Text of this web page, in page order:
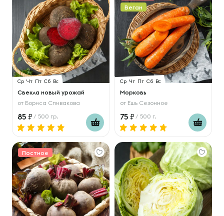
Ср Чт Пт Сб Вс
Свекла новый урожай
от Бориса Спивакова
85 / 500 гр.
Веган
Ср Чт Пт Сб Вс
Морковь
от Ешь Сезонное
75 / 500 г.
Постное